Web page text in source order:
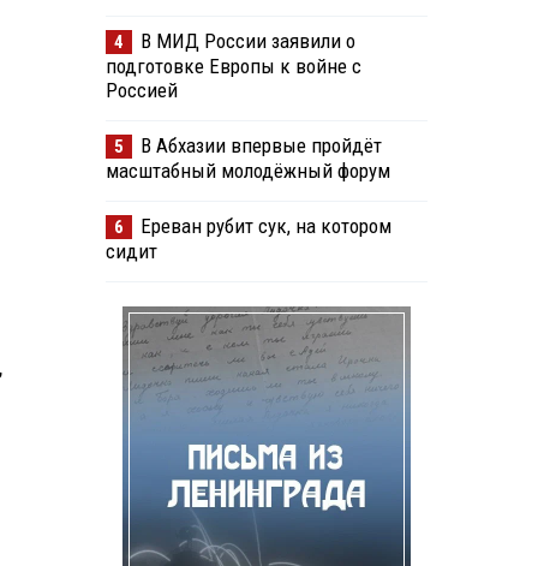
4
В МИД России заявили о
подготовке Европы к войне с
Россией
5
В Абхазии впервые пройдёт
масштабный молодёжный форум
6
Ереван рубит сук, на котором
сидит